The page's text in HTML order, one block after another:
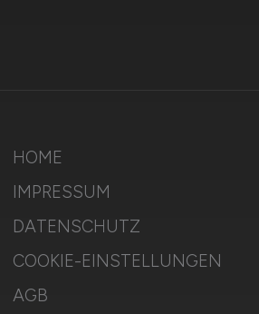
HOME
IMPRESSUM
DATENSCHUTZ
COOKIE-EINSTELLUNGEN
AGB